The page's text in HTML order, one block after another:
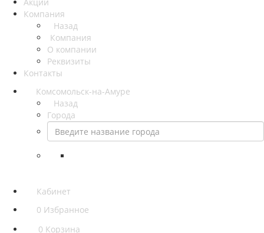
Компания
Назад
Компания
О компании
Реквизиты
Контакты
Комсомольск-на-Амуре
Назад
Города
Кабинет
0 Избранное
0 Корзина